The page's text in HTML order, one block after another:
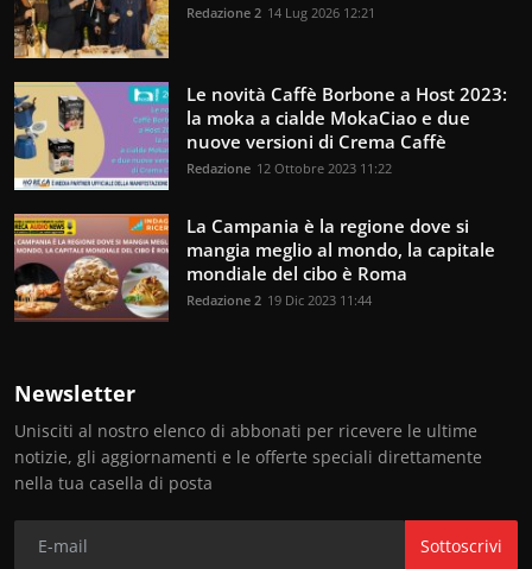
Redazione 2 14 Lug 2026 12:21
Le novità Caffè Borbone a Host 2023:
la moka a cialde MokaCiao e due
nuove versioni di Crema Caffè
Redazione 12 Ottobre 2023 11:22
La Campania è la regione dove si
mangia meglio al mondo, la capitale
mondiale del cibo è Roma
Redazione 2 19 Dic 2023 11:44
Newsletter
Unisciti al nostro elenco di abbonati per ricevere le ultime
notizie, gli aggiornamenti e le offerte speciali direttamente
nella tua casella di posta
Sottoscrivi